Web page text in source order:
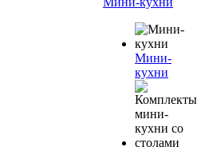
Мини-
кухни